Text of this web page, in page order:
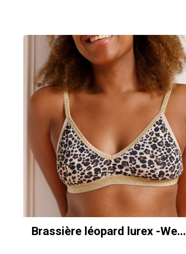
Brassière léopard lurex -We...